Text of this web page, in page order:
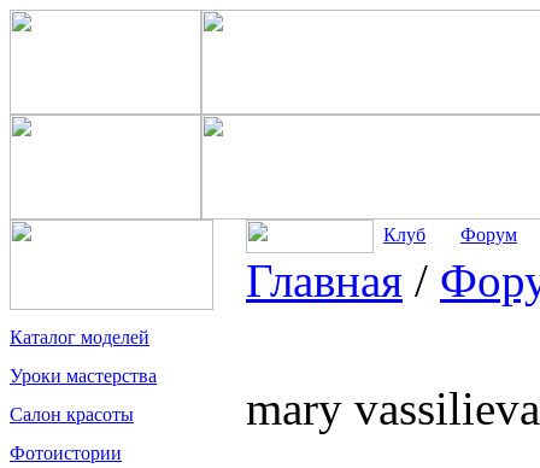
Каталог моделей
Уроки мастерства
Салон красоты
Фотоистории
Клуб Форум
Главная /
mary